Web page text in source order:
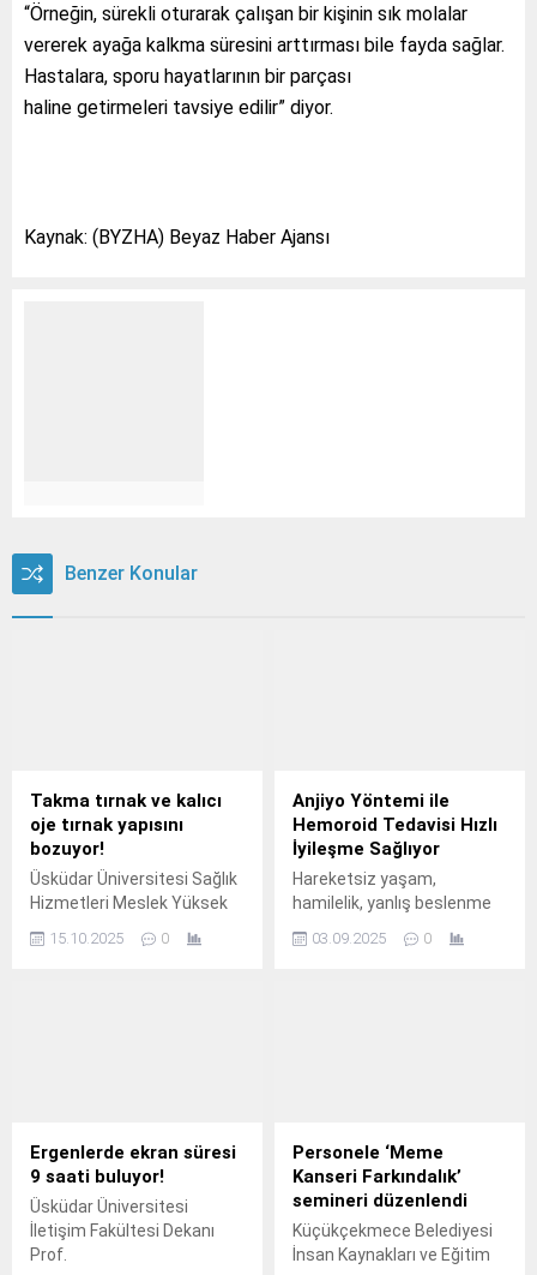
“Örneğin, sürekli oturarak çalışan bir kişinin sık molalar
vererek ayağa kalkma süresini arttırması bile fayda sağlar.
Hastalara, sporu hayatlarının bir parçası
haline getirmeleri tavsiye edilir” diyor.
Kaynak: (BYZHA) Beyaz Haber Ajansı
Benzer Konular
Takma tırnak ve kalıcı
oje tırnak yapısını
bozuyor!
Üsküdar Üniversitesi Sağlık
Hizmetleri Meslek Yüksek
Güzellik Hizmetleri
15.10.2025 0
Anjiyo Yöntemi ile
Hemoroid Tedavisi Hızlı
İyileşme Sağlıyor
Hareketsiz yaşam,
hamilelik, yanlış beslenme
ortaya çıkan hemoroid, ağrı
03.09.2025 0
Ergenlerde ekran süresi
9 saati buluyor!
Üsküdar Üniversitesi
İletişim Fakültesi Dekanı
Prof.
Personele ‘Meme
Kanseri Farkındalık’
semineri düzenlendi
Küçükçekmece Belediyesi
İnsan Kaynakları ve Eğitim